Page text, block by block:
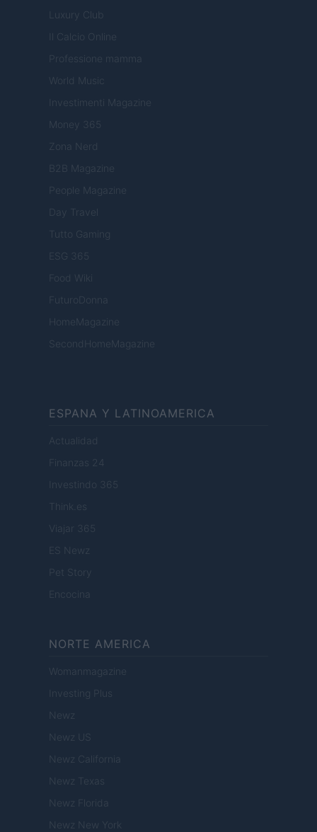
Luxury Club
Il Calcio Online
Professione mamma
World Music
Investimenti Magazine
Money 365
Zona Nerd
B2B Magazine
People Magazine
Day Travel
Tutto Gaming
ESG 365
Food Wiki
FuturoDonna
HomeMagazine
SecondHomeMagazine
ESPANA Y LATINOAMERICA
Actualidad
Finanzas 24
Investindo 365
Think.es
Viajar 365
ES Newz
Pet Story
Encocina
NORTE AMERICA
Womanmagazine
Investing Plus
Newz
Newz US
Newz California
Newz Texas
Newz Florida
Newz New York